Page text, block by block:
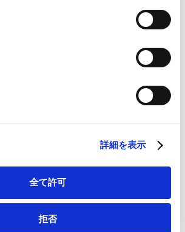
用規約（
外部サイト）
ーポリシー（
ーポリシー（外部サイト）
詳細を表示
全て許可
拒否
応の実務 ～ サステナビリティ情報開
のセカンダリー取引実務及び近時の制
後の展望まで～
に関する指針及び適正な電力取引につ